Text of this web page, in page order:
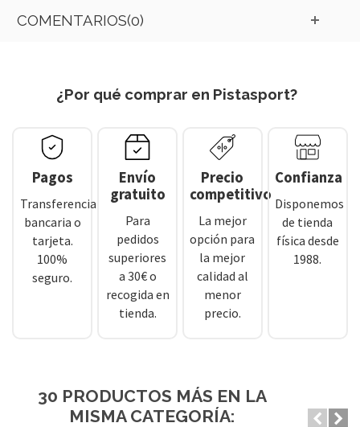
COMENTARIOS(0)
¿Por qué comprar en Pistasport?
Pagos
Transferencia
bancaria o
tarjeta.
100%
seguro.
Envío
gratuito
Para
pedidos
superiores
a 30€ o
recogida en
tienda.
Precio
competitivo
La mejor
opción para
la mejor
calidad al
menor
precio.
Confianza
Disponemos
de tienda
física desde
1988.
30 PRODUCTOS MÁS EN LA
MISMA CATEGORÍA: